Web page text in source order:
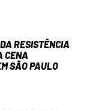
RESISTÊNCIA
CENA
SÃO PAULO